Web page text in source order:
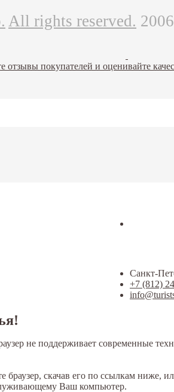
All rights reserved.
Санкт-
+7 (812)
не поддерживает современные
браузер, скачав его по ссылкам ниже,
Ваш компьютер.